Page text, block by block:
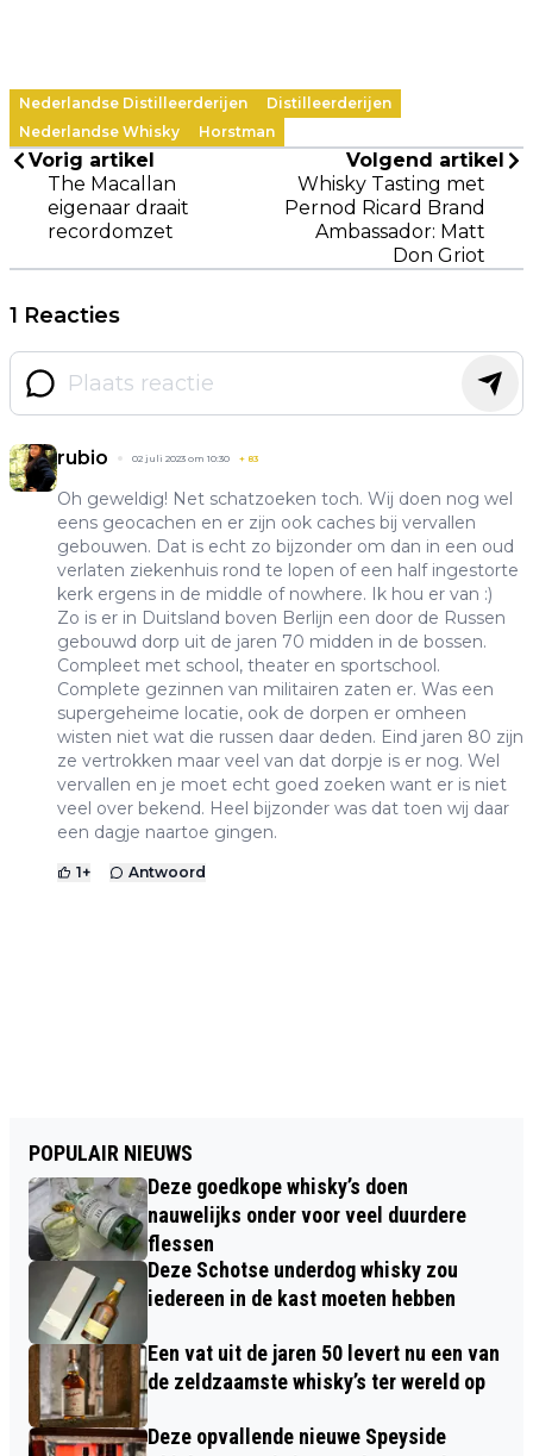
Nederlandse Distilleerderijen
Distilleerderijen
Nederlandse Whisky
Horstman
Vorig artikel
The Macallan
eigenaar draait
recordomzet
Volgend artikel
Whisky Tasting met
Pernod Ricard Brand
Ambassador: Matt
Don Griot
1 Reacties
rubio 02 juli 2023 om 10:30 + 83
Oh geweldig! Net schatzoeken toch. Wij doen nog wel
eens geocachen en er zijn ook caches bij vervallen
gebouwen. Dat is echt zo bijzonder om dan in een oud
verlaten ziekenhuis rond te lopen of een half ingestorte
kerk ergens in de middle of nowhere. Ik hou er van :)
Zo is er in Duitsland boven Berlijn een door de Russen
gebouwd dorp uit de jaren 70 midden in de bossen.
Compleet met school, theater en sportschool.
Complete gezinnen van militairen zaten er. Was een
supergeheime locatie, ook de dorpen er omheen
wisten niet wat die russen daar deden. Eind jaren 80 zijn
ze vertrokken maar veel van dat dorpje is er nog. Wel
vervallen en je moet echt goed zoeken want er is niet
veel over bekend. Heel bijzonder was dat toen wij daar
een dagje naartoe gingen.
1+ Antwoord
POPULAIR NIEUWS
Deze goedkope whisky’s doen
nauwelijks onder voor veel duurdere
flessen
Deze Schotse underdog whisky zou
iedereen in de kast moeten hebben
Een vat uit de jaren 50 levert nu een van
de zeldzaamste whisky’s ter wereld op
Deze opvallende nieuwe Speyside